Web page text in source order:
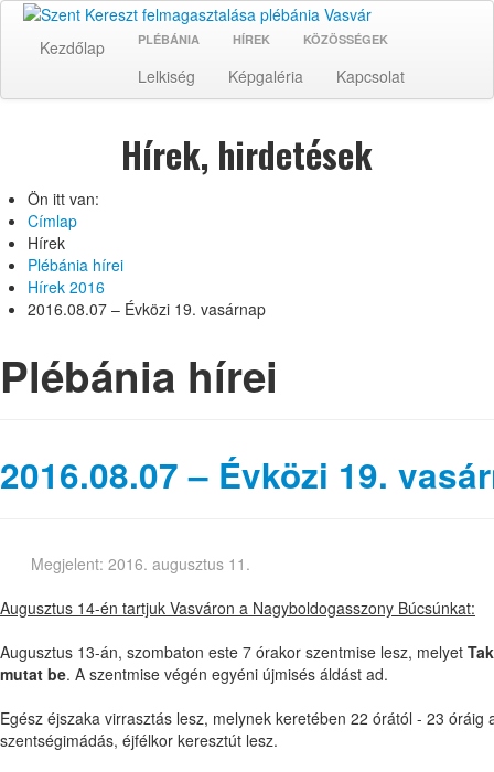
Kezdőlap PLÉBÁNIA HÍREK KÖZÖSSÉGEK
Lelkiség Képgaléria Kapcsolat
Hírek, hirdetések
Ön itt van:
Címlap
Hírek
Plébánia hírei
Hírek 2016
2016.08.07 – Évközi 19. vasárnap
Plébánia hírei
2016.08.07 – Évközi 19.
Megjelent: 2016. augusztus 11.
Augusztus 14-én tartjuk Vasváron a Nagyboldogasszony Búcsúnkat:
Augusztus 13-án, szombaton este 7 órakor szentmise lesz, melyet
mutat be. A szentmise végén egyéni újmisés áldást ad.
Egész éjszaka virrasztás lesz, melynek keretében 22 órától - 23 óráig
szentségimádás, éjfélkor keresztút lesz.